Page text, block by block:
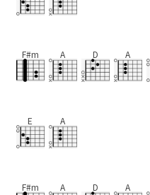
F#m A D A
E A
F#m A D A